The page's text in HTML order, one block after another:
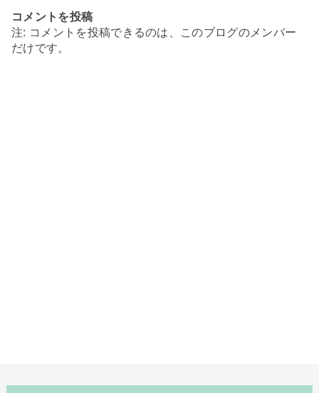
コメントを投稿
注: コメントを投稿できるのは、このブログのメンバー
だけです。